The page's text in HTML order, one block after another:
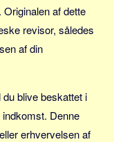
af dette
revisor, således
af din
blive beskattet i
Denne
erhvervelsen af